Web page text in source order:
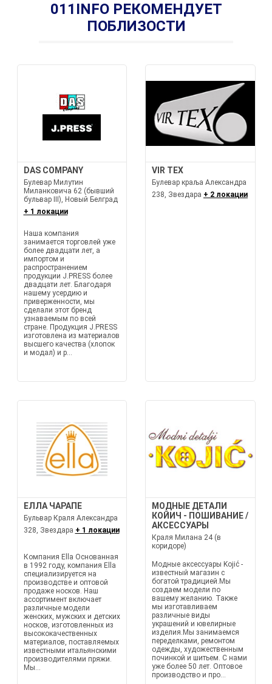
011INFO РЕКОМЕНДУЕТ
ПОБЛИЗОСТИ
DAS COMPANY
Булевар Милутин
Миланковича 62 (бывший
бульвар III), Новый Белград
+ 1 локации
Наша компания
занимается торговлей уже
более двадцати лет, а
импортом и
распространением
продукции J.PRESS более
двадцати лет. Благодаря
нашему усердию и
приверженности, мы
сделали этот бренд
узнаваемым по всей
стране. Продукция J.PRESS
изготовлена из материалов
высшего качества (хлопок
и модал) и р...
VIR TEX
Булевар краља Александра
238, Звездара + 2 локации
ЕЛЛА ЧАРАПЕ
Бульвар Краля Александра
328, Звездара + 1 локации
Компания Ella Основанная
в 1992 году, компания Ella
специализируется на
производстве и оптовой
продаже носков. Наш
ассортимент включает
различные модели
женских, мужских и детских
носков, изготовленных из
высококачественных
материалов, поставляемых
известными итальянскими
производителями пряжи.
Мы...
МОДНЫЕ ДЕТАЛИ
КОЙИЧ - ПОШИВАНИЕ /
АКСЕССУАРЫ
Краля Милана 24 (в
коридоре)
Модные аксессуары Kojić -
известный магазин с
богатой традицией.Мы
создаем модели по
вашему желанию. Также
мы изготавливаем
различные виды
украшений и ювелирные
изделия.Мы занимаемся
переделками, ремонтом
одежды, художественным
починкой и шитьем. С нами
уже более 50 лет. Оптовое
производство и про...